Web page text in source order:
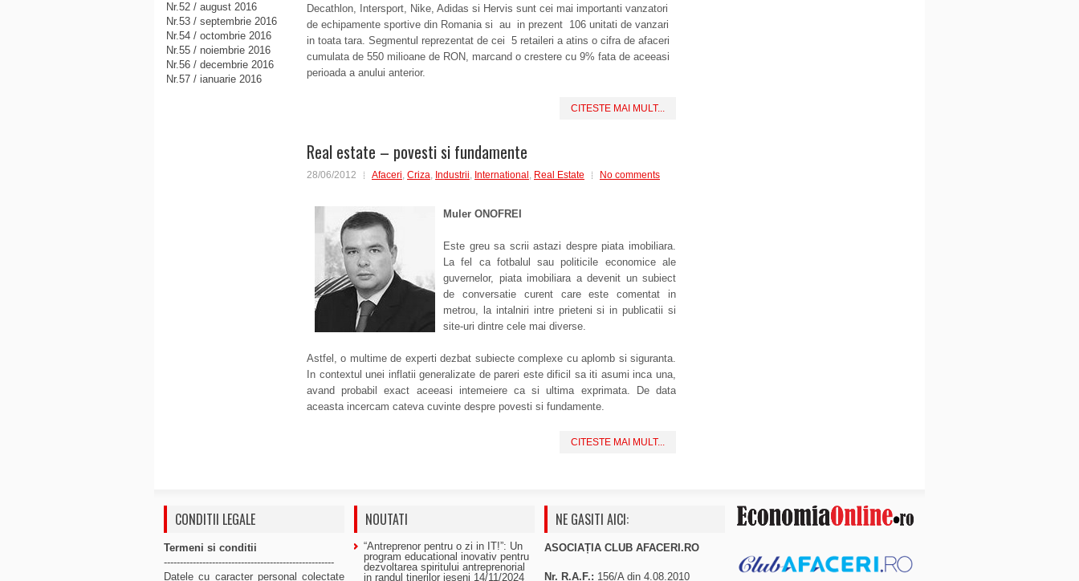
De­cathlon, In­ter­sport, Nike, Adi­das si Hervis sunt cei mai importanti vanzatori
de echipamente sportive din Romania si au in prezent 106 unitati de vanzari
in toata tara. Segmentul reprezentat de cei 5 retaileri a atins o cifra de afaceri
cumulata de 550 milioane de RON, marcand o crestere cu 9% fata de aceeasi
perioada a anului anterior.
CITESTE MAI MULT...
Real estate – povesti si fundamente
28/06/2012 Afaceri, Criza, Industrii, International , Real Estate No comments
Muler ONOFREI
Este greu sa scrii astazi despre piata imobiliara.
La fel ca fotbalul sau politicile economice ale
guvernelor, piata imobiliara a devenit un subiect
de conversatie curent care este comentat in
metrou, la intalniri intre prieteni si in publicatii si
site-uri dintre cele mai diverse.
Astfel, o multime de experti dezbat subiecte complexe cu aplomb si siguranta.
In contextul unei inflatii generalizate de pareri este dificil sa iti asumi inca una,
avand probabil exact aceeasi intemeiere ca si ultima exprimata. De data
aceasta incercam cateva cuvinte despre povesti si fundamente.
CITESTE MAI MULT...
Nr.52 / august 2016
Nr.53 / septembrie 2016
Nr.54 / octombrie 2016
Nr.55 / noiembrie 2016
Nr.56 / decembrie 2016
Nr.57 / ianuarie 2016
CONDITII LEGALE
Termeni si conditii
-----------------------------------------------------
Datele cu caracter personal colectate
NOUTATI
“Antreprenor pentru o zi in IT!”: Un
program educational inovativ pentru
dezvoltarea spiritului antreprenorial
in randul tinerilor ieseni 14/11/2024
NE GASITI AICI:
ASOCIAȚIA CLUB AFACERI.RO
Nr. R.A.F.: 156/A din 4.08.2010